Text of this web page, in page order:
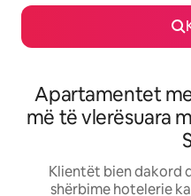
Apartamentet
më të vlerësuara
Klientët bien dakord
shërbime hotelerie